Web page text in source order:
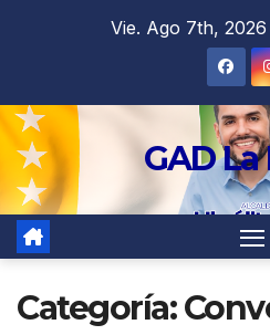
Vie. Ago 7th, 2026
GAD
Categoría: